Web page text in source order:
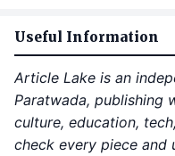
Useful Information
Article Lake is an
Paratwada, publishing
culture, education,
check every piece and